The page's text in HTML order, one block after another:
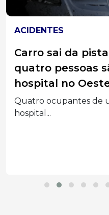
ACIDENTES
Carro sai da
quatro pessoas
hospital no
Quatro ocupantes de
hospital...